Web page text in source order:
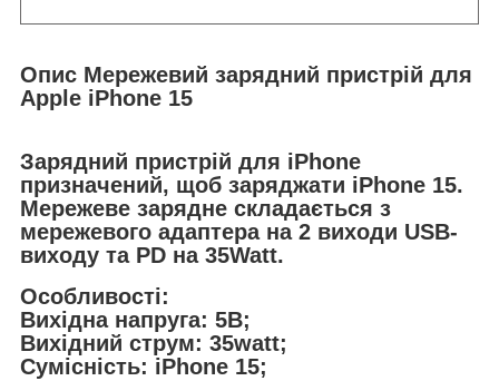
Опис Мережевий зарядний пристрій для
Apple iPhone 15
Зарядний пристрій для iPhone
призначений, щоб заряджати iPhone 15.
Мережеве зарядне складається з
мережевого адаптера на 2 виходи USB-
виходу та PD на 35Watt.
Особливості:
Вихідна напруга: 5В;
Вихідний струм: 35watt;
Сумісність: iPhone 15;